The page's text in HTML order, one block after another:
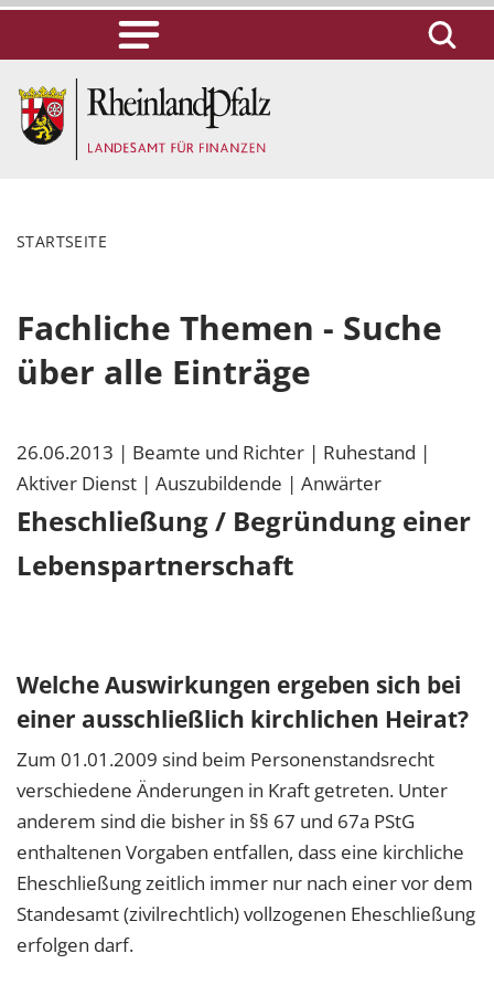
STARTSEITE
Fachliche Themen - Suche
über alle Einträge
26.06.2013 | Beamte und Richter | Ruhestand |
Aktiver Dienst | Auszubildende | Anwärter
Eheschließung / Begründung einer
Lebenspartnerschaft
Welche Auswirkungen ergeben sich bei
einer ausschließlich kirchlichen Heirat?
Zum 01.01.2009 sind beim Personenstandsrecht
verschiedene Änderungen in Kraft getreten. Unter
anderem sind die bisher in §§ 67 und 67a PStG
enthaltenen Vorgaben entfallen, dass eine kirchliche
Eheschließung zeitlich immer nur nach einer vor dem
Standesamt (zivilrechtlich) vollzogenen Eheschließung
erfolgen darf.